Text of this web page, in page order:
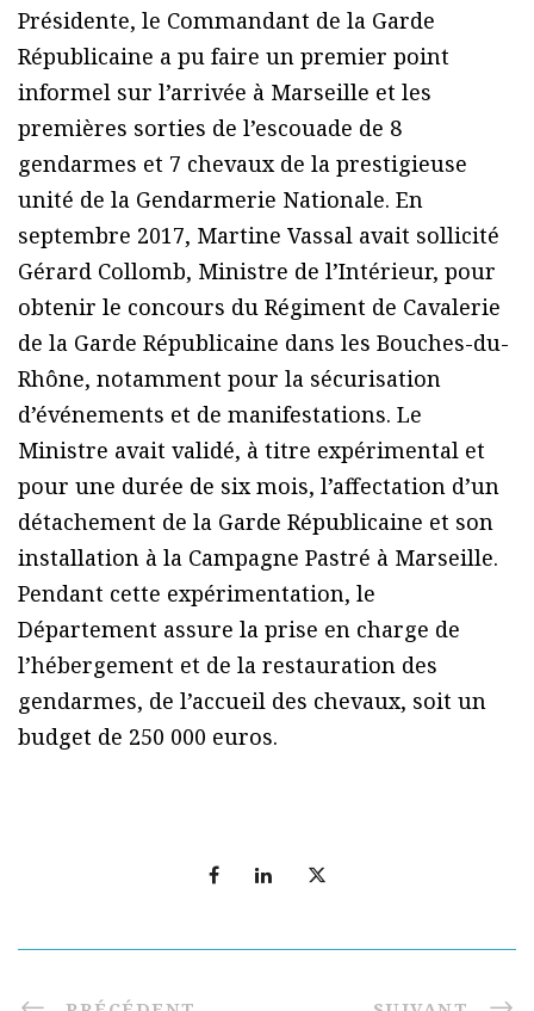
Présidente, le Commandant de la Garde
Républicaine a pu faire un premier point
informel sur l’arrivée à Marseille et les
premières sorties de l’escouade de 8
gendarmes et 7 chevaux de la prestigieuse
unité de la Gendarmerie Nationale. En
septembre 2017, Martine Vassal avait sollicité
Gérard Collomb, Ministre de l’Intérieur, pour
obtenir le concours du Régiment de Cavalerie
de la Garde Républicaine dans les Bouches-du-
Rhône, notamment pour la sécurisation
d’événements et de manifestations. Le
Ministre avait validé, à titre expérimental et
pour une durée de six mois, l’affectation d’un
détachement de la Garde Républicaine et son
installation à la Campagne Pastré à Marseille.
Pendant cette expérimentation, le
Département assure la prise en charge de
l’hébergement et de la restauration des
gendarmes, de l’accueil des chevaux, soit un
budget de 250 000 euros.